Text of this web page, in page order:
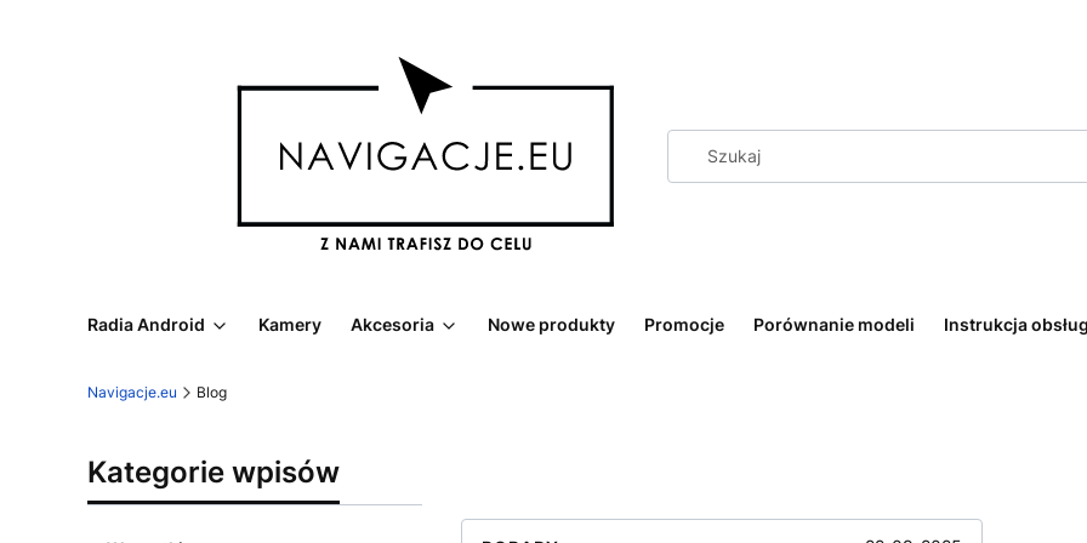
Radia Android Kamery Akcesoria Nowe produkty Promocje Porównanie modeli Instrukcja
Navigacje.eu Blog
Kategorie wpisów